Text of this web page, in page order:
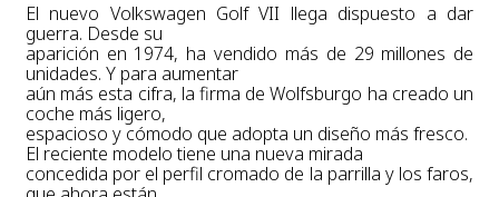
El nuevo Volkswagen Golf VII llega dispuesto a dar
guerra. Desde su
aparición en 1974, ha vendido más de 29 millones de
unidades. Y para aumentar
aún más esta cifra, la firma de Wolfsburgo ha creado un
coche más ligero,
espacioso y cómodo que adopta un diseño más fresco.
El reciente modelo tiene una nueva mirada
concedida por el perfil cromado de la parrilla y los faros,